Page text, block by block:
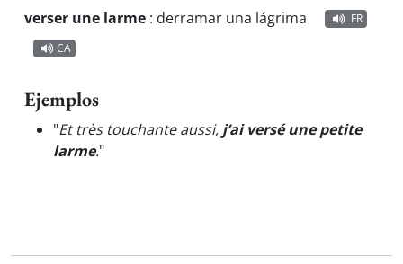
verser une larme : derramar una lágrima
FR
CA
Ejemplos
"Et très touchante aussi, j’ai versé une petite
larme."